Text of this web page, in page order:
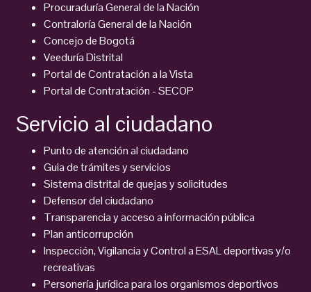
Procuraduría General de la Nación
Contraloría General de la Nación
Concejo de Bogotá
Veeduría Distrital
Portal de Contratación a la Vista
Portal de Contratación - SECOP
Servicio al ciudadano
Punto de atención al ciudadano
Guia de trámites y servicios
Sistema distrital de quejas y solicitudes
Defensor del ciudadano
Transparencia y acceso a información pública
Plan anticorrupción
Inspección, Vigilancia y Control a ESAL deportivas y/o
recreativas
Personería jurídica para los organismos deportivos